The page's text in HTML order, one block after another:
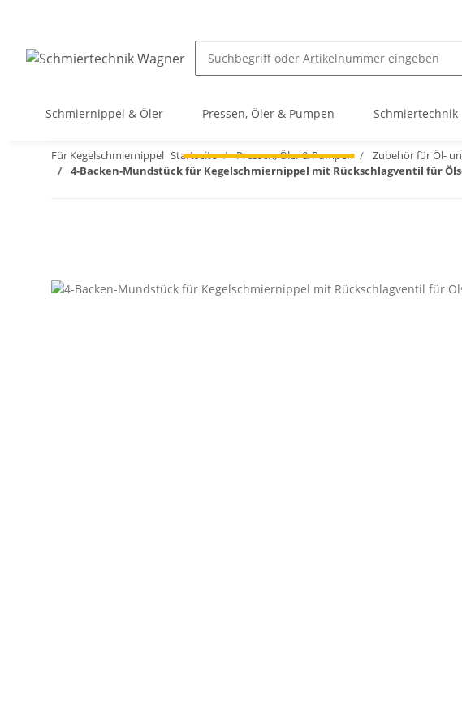
Schmiernippel & Öler Pressen, Öler & Pumpen Schmiertechnik
Für Kegelschmiernippel Startseite Pressen, Öler & Pumpen Zubehör für Öl-
4-Backen-Mundstück für Kegelschmiernippel mit Rückschlagventil für